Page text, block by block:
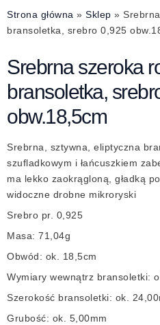
Strona główna » Sklep »
bransoletka, srebro 0,925
Srebrna szeroka
bransoletka,
obw.18,5cm
Srebrna, sztywna, eliptyczna
szufladkowym i łańcuszkiem
ma lekko zaokrągloną, gładką
widoczne drobne mikroryski
Srebro pr. 0,925
Masa: 71,04g
Obwód: ok. 18,5cm
Wymiary wewnątrz bransoletki:
Szerokość bransoletki: ok.
Grubość: ok. 5,00mm